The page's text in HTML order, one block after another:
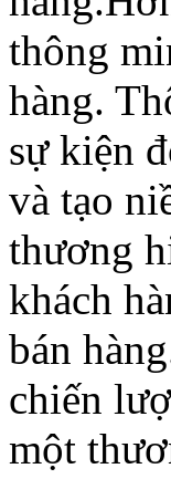
thông
hàng.
sự kiện
và tạo
thương
khách
bán
chiến
một